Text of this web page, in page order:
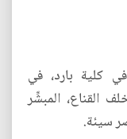
كلية بارد، في
القناع، المبشِّر
سيئة.